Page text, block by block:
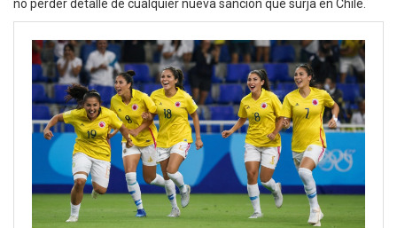
no perder detalle de cualquier nueva sanción que surja en Chile.